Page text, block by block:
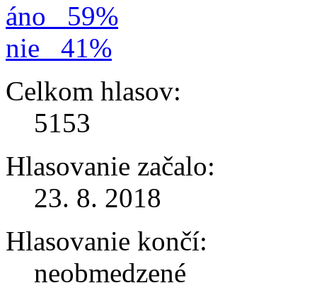
áno
59%
nie
41%
Celkom hlasov:
5153
Hlasovanie začalo:
23. 8. 2018
Hlasovanie končí:
neobmedzené